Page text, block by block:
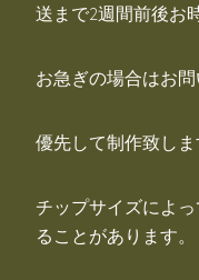
送まで2週間前後お
お急ぎの場合はお問
優先して制作致し
チップサイズによ
ることがあります。